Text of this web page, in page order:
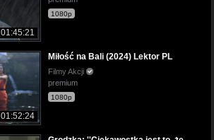
01:45:21
1080p
01:52:24
Miłość na Bali (2024) Lektor PL
Filmy Akcji
premium
1080p